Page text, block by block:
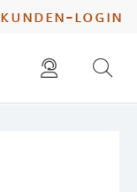
kunden-login